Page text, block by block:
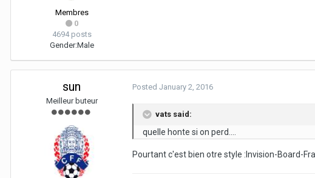
Membres
0
4694 posts
Gender:Male
sun
Meilleur buteur
Posted January 2, 2016
vats said:
quelle honte si on perd....
Pourtant c'est bien otre style :Invision-Board-